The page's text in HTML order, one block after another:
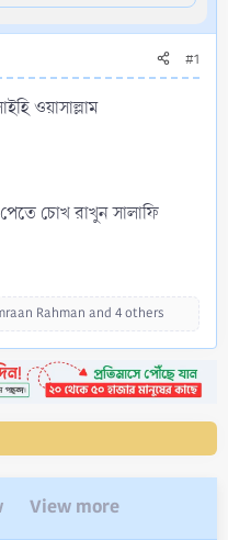
#1
ওয়াসাল্লাম
চোখ রাখুন সালাফি
Rahman and 4 others
View more